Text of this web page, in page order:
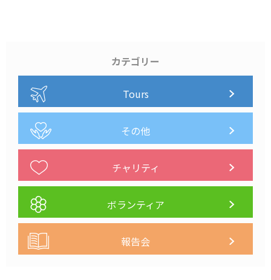
カテゴリー
Tours
その他
チャリティ
ボランティア
報告会